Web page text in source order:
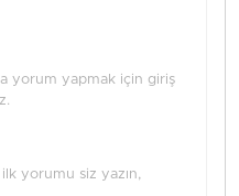
yorum yapmak için giriş
yorumu siz yazın,